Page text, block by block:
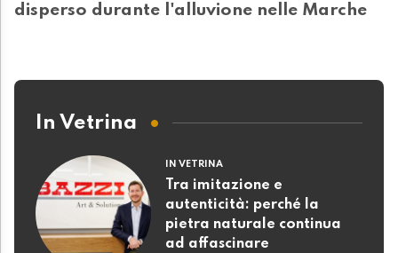
disperso durante l'alluvione nelle Marche
In Vetrina
IN VETRINA
Tra imitazione e
autenticità: perché la
pietra naturale continua
ad affascinare